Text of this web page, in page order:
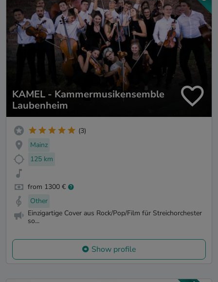
KAMEL - Kammermusikensemble
Laubenheim
(3)
Mainz
125 km
from 1300 €
Other
Einzigartige Cover aus Rock/Pop/Film für Streichorchester
so...
Show profile